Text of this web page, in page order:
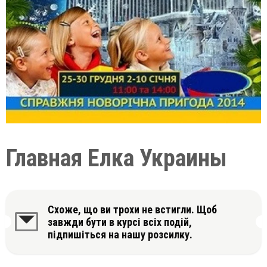
Главная Елка Украины
Схоже, що ви трохи не встигли. Щоб
завжди бути в курсі всіх подій,
підпишіться на нашу розсилку.